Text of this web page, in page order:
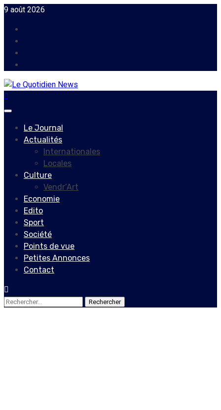
Skip
content
9 août 2026
Primary
Le Journal
Actualités
Internationales
Locales
Culture
Vendr’Art
Economie
Edito
Sport
Société
Points de vue
Petites Annonces
Contact
Rechercher :